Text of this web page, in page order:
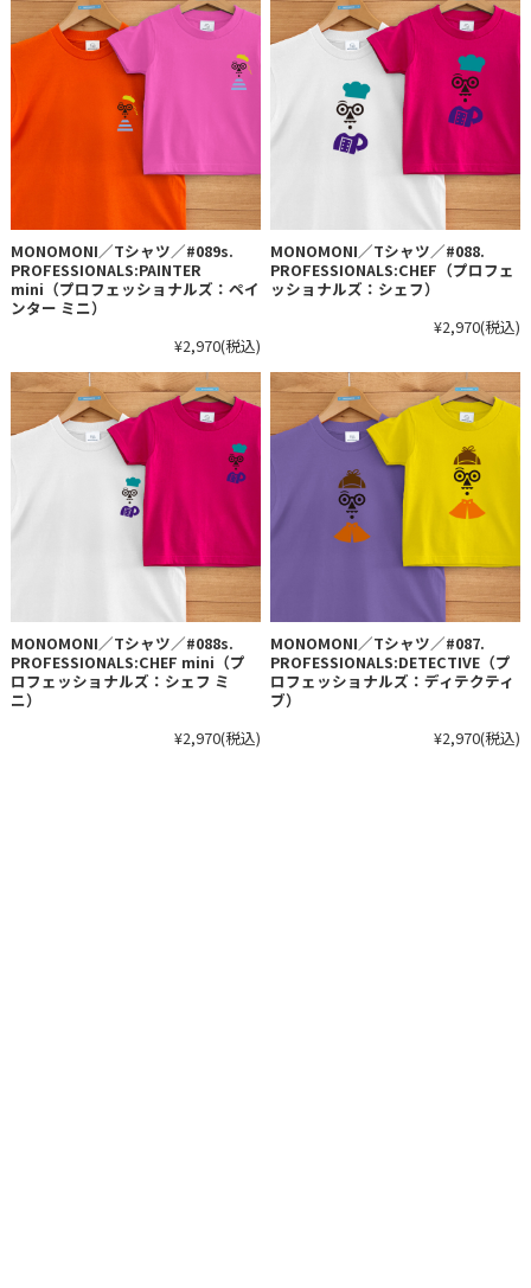
MONOMONI／Tシャツ／#089s.
PROFESSIONALS:PAINTER
mini（プロフェッショナルズ：ペイ
ンター ミニ）
¥2,970(税込)
MONOMONI／Tシャツ／#088.
PROFESSIONALS:CHEF（プロフェ
ッショナルズ：シェフ）
¥2,970(税込)
MONOMONI／Tシャツ／#088s.
PROFESSIONALS:CHEF mini（プ
ロフェッショナルズ：シェフ ミ
ニ）
¥2,970(税込)
MONOMONI／Tシャツ／#087.
PROFESSIONALS:DETECTIVE（プ
ロフェッショナルズ：ディテクティ
ブ）
¥2,970(税込)